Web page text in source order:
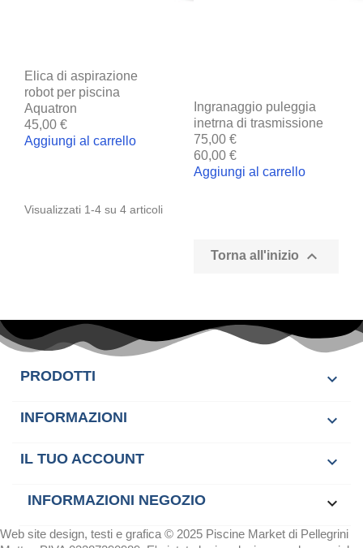
Elica di aspirazione
robot per piscina
Aquatron
45,00 €
Aggiungi al carrello
Ingranaggio puleggia
inetrna di trasmissione
75,00 €
60,00 €
Aggiungi al carrello
Visualizzati 1-4 su 4 articoli
Torna all'inizio 
PRODOTTI 
INFORMAZIONI 
IL TUO ACCOUNT 
INFORMAZIONI NEGOZIO keyboard_arrow_down
Web site design, testi e grafica © 2025 Piscine Market di Pellegrini